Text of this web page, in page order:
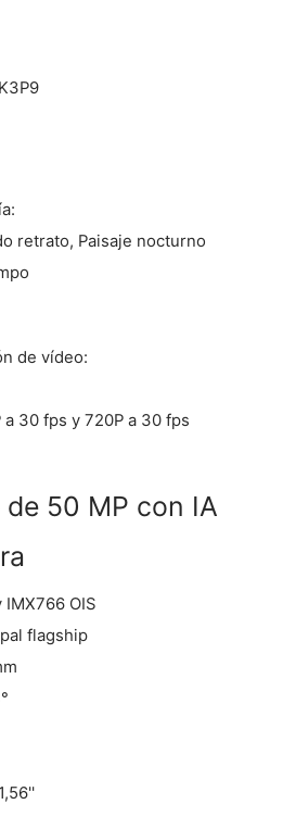
retrato, Paisaje nocturno
de vídeo:
30 fps y 720P a 30 fps
50 MP con IA
OIS
flagship